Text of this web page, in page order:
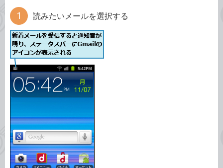
読みたいメールを選択する